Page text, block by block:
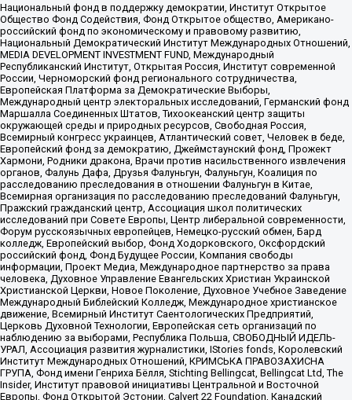
Национальный фонд в поддержку демократии, Институт Открытое
Общество Фонд Содействия, Фонд Открытое общество, Американо-
российский фонд по экономическому и правовому развитию,
Национальный Демократический Институт Международных Отношений,
MEDIA DEVELOPMENT INVESTMENT FUND, Международный
Республиканский Институт, Открытая Россия, Институт современной
России, Черноморский фонд регионального сотрудничества,
Европейская Платформа за Демократические Выборы,
Международный центр электоральных исследований, Германский фонд
Маршалла Соединенных Штатов, Тихоокеанский центр защиты
окружающей среды и природных ресурсов, Свободная Россия,
Всемирный конгресс украинцев, Атлантический совет, Человек в беде,
Европейский фонд за демократию, Джеймстаунский фонд, Прожект
Хармони, Родники дракона, Врачи против насильственного извлечения
органов, Фалунь Дафа, Друзья Фалуньгун, Фалуньгун, Коалиция по
расследованию преследования в отношении Фалуньгун в Китае,
Всемирная организация по расследованию преследований Фалуньгун,
Пражский гражданский центр, Ассоциация школ политических
исследований при Совете Европы, Центр либеральной современности,
Форум русскоязычных европейцев, Немецко-русский обмен, Бард
колледж, Европейский выбор, Фонд Ходорковского, Оксфордский
российский фонд, Фонд Будущее России, Компания свободы
информации, Проект Медиа, Международное партнерство за права
человека, Духовное Управление Евангельских Христиан Украинской
Христианской Церкви, Новое Поколение, Духовное Учебное Заведение
Международный Библейский Колледж, Международное христианское
движение, Всемирный Институт Саентологических Предприятий,
Церковь Духовной Технологии, Европейская сеть организаций по
наблюдению за выборами, Республика Польша, СВОБОДНЫЙ ИДЕЛЬ-
УРАЛ, Ассоциация развития журналистики, IStories fonds, Королевский
Институт Международных Отношений, КРИМСЬКА ПРАВОЗАХИСНА
ГРУПА, Фонд имени Генриха Бёлля, Stichting Bellingcat, Bellingcat Ltd, The
Insider, Институт правовой инициативы Центральной и Восточной
Европы, Фонд Открытой Эстонии, Calvert 22 Foundation, Канадский